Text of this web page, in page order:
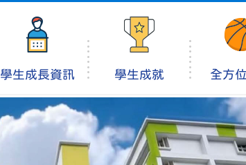
學生成長資訊 學生成就 全方